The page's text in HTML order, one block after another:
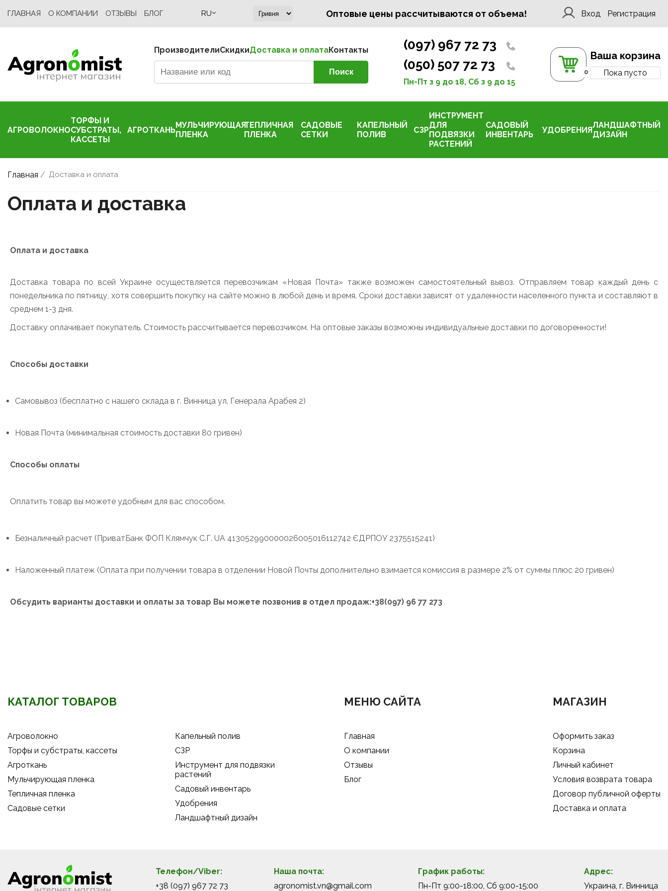
ГЛАВНАЯ О КОМПАНИИ ОТЗЫВЫ БЛОГ RU Оптовые цены рассчитываются от объема! Вход Регистрация
ПроизводителиСкидкиДоставка и оплатаКонтакты
(097) 967 72 73
(050) 507 72 73
Пн-Пт з 9 до 18, Сб з 9 до 15
0
Ваша корзина
Пока пусто
АГРОВОЛОКНО
ТОРФЫ И
СУБСТРАТЫ,
КАССЕТЫ
АГРОТКАНЬМУЛЬЧИРУЮЩАЯ
ПЛЕНКА
ТЕПЛИЧНАЯ
ПЛЕНКА
САДОВЫЕ
СЕТКИ
КАПЕЛЬНЫЙ
ПОЛИВ
СЗР
ИНСТРУМЕНТ
ДЛЯ
ПОДВЯЗКИ
РАСТЕНИЙ
САДОВЫЙ
ИНВЕНТАРЬ
УДОБРЕНИЯЛАНДШАФТНЫЙ
ДИЗАЙН
Главная / Доставка и оплата
Оплата и доставка
Оплата и доставка
Доставка товара по всей Украине осуществляется перевозчикам «Новая Почта» также возможен самостоятельный вывоз. Отправляем товар каждый день с
понедельника по пятницу, хотя совершить покупку на сайте можно в любой день и время. Сроки доставки зависят от удаленности населенного пункта и составляют в
среднем 1-3 дня.
Доставку оплачивает покупатель. Стоимость рассчитывается перевозчиком. На оптовые заказы возможны индивидуальные доставки по договоренности!
Способы доставки
Самовывоз (бесплатно с нашего склада в г. Винница ул. Генерала Арабея 2)
Новая Почта (минимальная стоимость доставки 80 гривен)
Способы оплаты
Оплатить товар вы можете удобным для вас способом.
Безналичный расчет (ПриватБанк ФОП Клямчук С.Г. UA 413052990000026005016112742 ЄДРПОУ 2375515241)
Наложенный платеж (Оплата при получении товара в отделении Новой Почты дополнительно взимается комиссия в размере 2% от суммы плюс 20 гривен)
Обсудить варианты доставки и оплаты за товар Вы можете позвонив в отдел продаж:+38(097) 96 77 273
КАТАЛОГ ТОВАРОВ
Агроволокно
Торфы и субстраты, кассеты
Агроткань
Мульчирующая пленка
Тепличная пленка
Садовые сетки
Капельный полив
СЗР
Инструмент для подвязки
растений
Садовый инвентарь
Удобрения
Ландшафтный дизайн
МЕНЮ САЙТА
Главная
О компании
Отзывы
Блог
МАГАЗИН
Оформить заказ
Корзина
Личный кабинет
Условия возврата товара
Договор публичной оферты
Доставка и оплата
Телефон/Viber:
+38 (097) 967 72 73
Наша почта:
agronomist.vn@gmail.com
График работы:
Пн-Пт 9:00-18:00, Сб 9:00-15:00
Адрес:
Украина, г. Винница